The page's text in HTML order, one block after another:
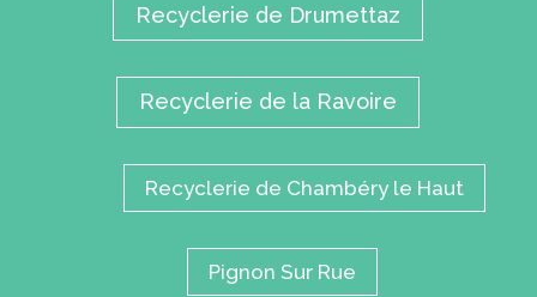
Recyclerie de Drumettaz
Recyclerie de la Ravoire
Recyclerie de Chambéry le Haut
Pignon Sur Rue